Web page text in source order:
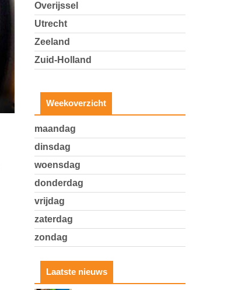
Overijssel
Utrecht
Zeeland
Zuid-Holland
Weekoverzicht
maandag
dinsdag
woensdag
donderdag
vrijdag
zaterdag
zondag
Laatste nieuws